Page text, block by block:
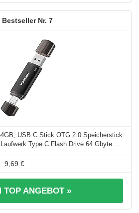
7
USB C Stick OTG 2.0 Speicherstick
Type C Flash Drive 64 Gbyte ...
9,69 €
TOP ANGEBOT »